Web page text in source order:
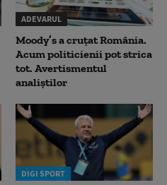
ADEVARUL
Moody’s a cruțat România.
Acum politicienii pot strica
tot. Avertismentul
analiștilor
DIGI SPORT